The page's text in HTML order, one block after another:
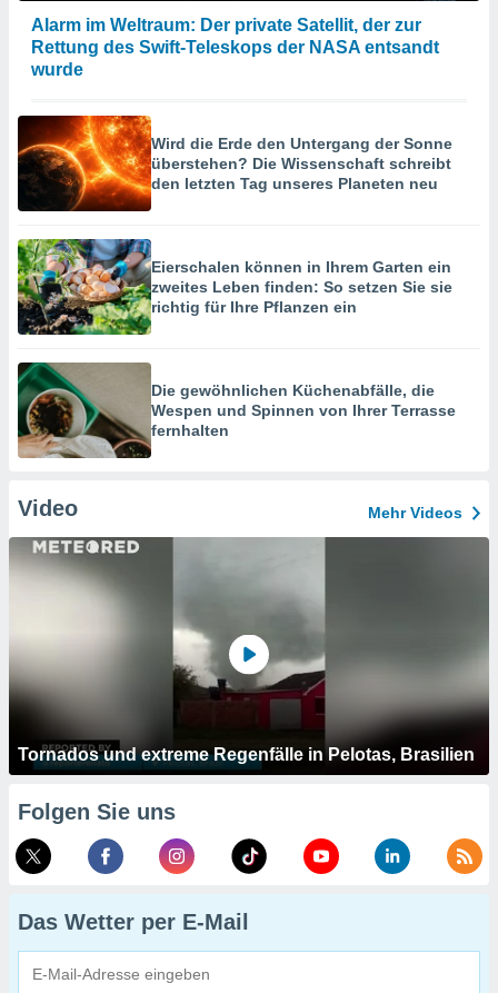
Alarm im Weltraum: Der private Satellit, der zur
Rettung des Swift-Teleskops der NASA entsandt
wurde
Wird die Erde den Untergang der Sonne
überstehen? Die Wissenschaft schreibt
den letzten Tag unseres Planeten neu
Eierschalen können in Ihrem Garten ein
zweites Leben finden: So setzen Sie sie
richtig für Ihre Pflanzen ein
Die gewöhnlichen Küchenabfälle, die
Wespen und Spinnen von Ihrer Terrasse
fernhalten
Video Mehr Videos
Tornados und extreme Regenfälle in Pelotas, Brasilien
Folgen Sie uns
Das Wetter per E-Mail